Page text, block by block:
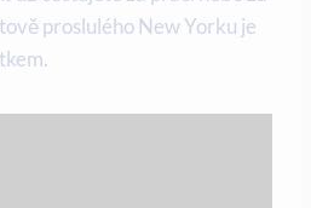
proslulého New Yorku je